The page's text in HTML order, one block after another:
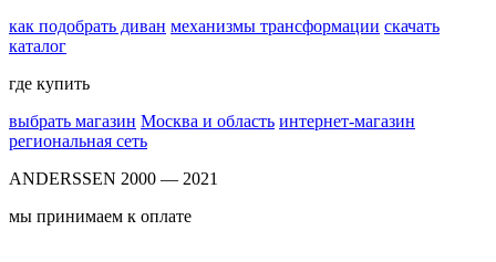
как подобрать диван механизмы трансформации скачать
каталог
где купить
выбрать магазин Москва и область интернет-магазин
региональная сеть
ANDERSSEN 2000 — 2021
мы принимаем к оплате